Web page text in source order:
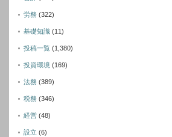
労務 (322)
基礎知識 (11)
投稿一覧 (1,380)
投資環境 (169)
法務 (389)
税務 (346)
経営 (48)
設立 (6)